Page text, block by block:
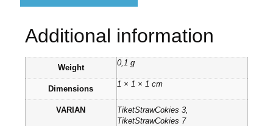
Additional information
Weight
0,1 g
Dimensions
1 × 1 × 1 cm
VARIAN
TiketStrawCokies 3,
TiketStrawCokies 7